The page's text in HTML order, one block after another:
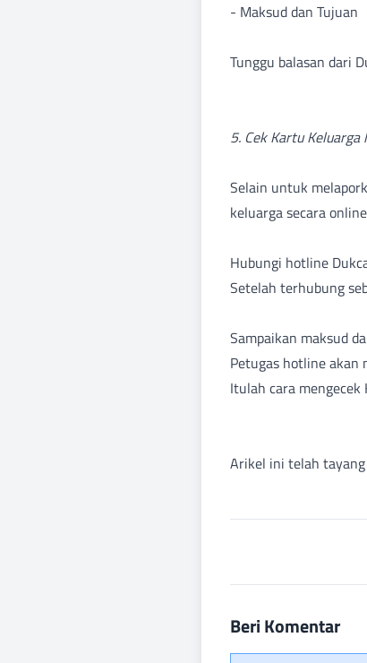
- Maksud dan Tujuan
Tunggu balasan dari
5. Cek Kartu
Selain untuk
keluarga secara
Hubungi hotline
Setelah terhubung
Sampaikan maksud
Petugas hotline akan
Itulah cara mengecek
Arikel ini telah
Beri Komentar